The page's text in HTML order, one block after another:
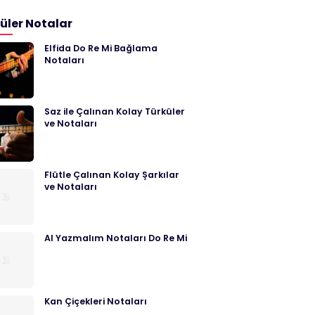
Notalar
Elfida Do Re Mi Bağlama
Notaları
Saz ile Çalınan Kolay Türküler
ve Notaları
Flütle Çalınan Kolay Şarkılar
ve Notaları
Al Yazmalım Notaları Do Re Mi
Kan Çiçekleri Notaları